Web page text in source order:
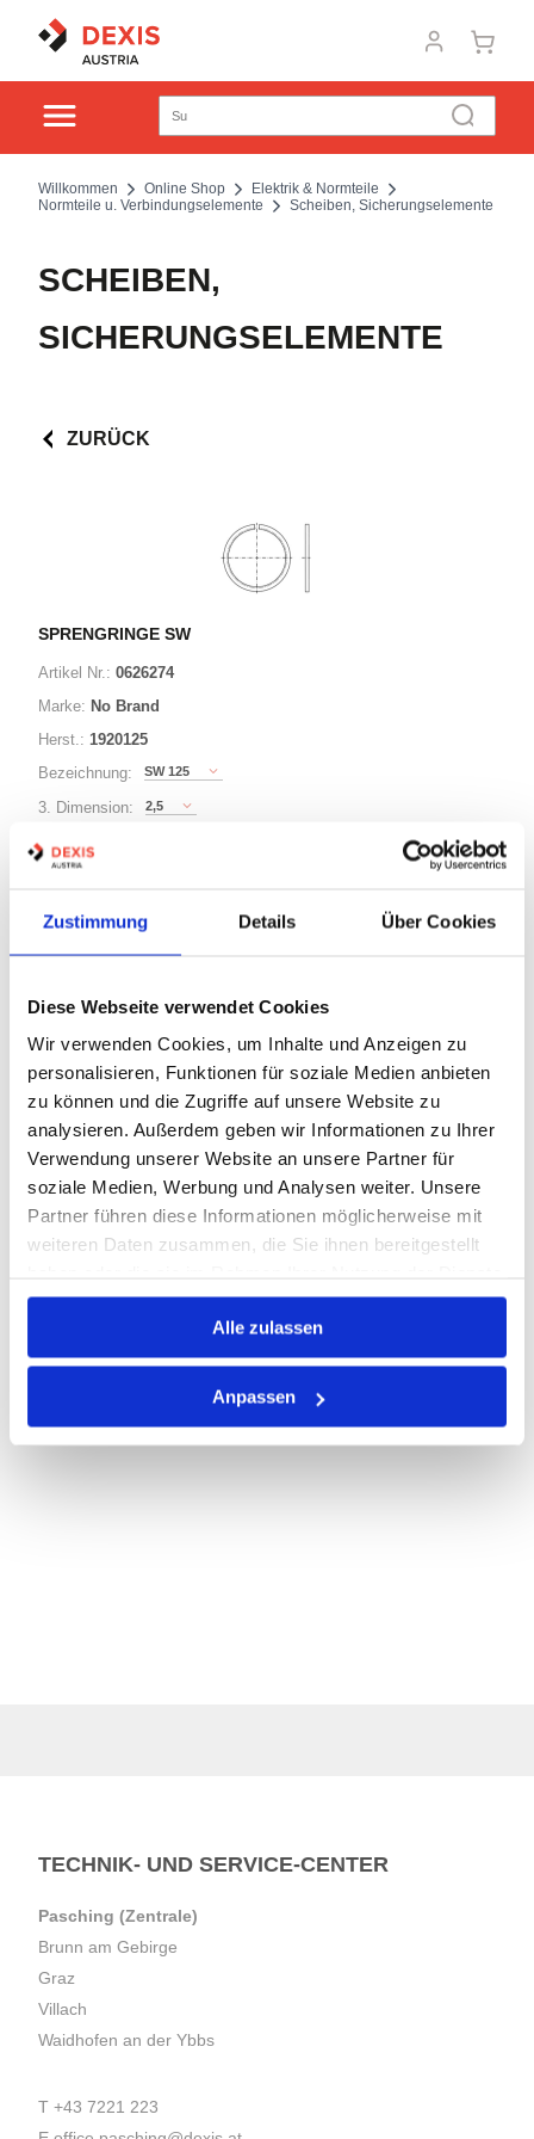
Zustimmung Details Über Cookies
Diese Webseite verwendet Cookies
Wir verwenden Cookies, um Inhalte und Anzeigen zu
personalisieren, Funktionen für soziale Medien anbieten
zu können und die Zugriffe auf unsere Website zu
analysieren. Außerdem geben wir Informationen zu Ihrer
Verwendung unserer Website an unsere Partner für
soziale Medien, Werbung und Analysen weiter. Unsere
Partner führen diese Informationen möglicherweise mit
weiteren Daten zusammen, die Sie ihnen bereitgestellt
gesammelt haben.
Alle zulassen
Anpassen
Willkommen Online Shop
Elektrik & Normteile
Normteile u. Verbindungselemente
Scheiben, Sicherungselemente
SCHEIBEN,
SICHERUNGSELEMENTE
ZURÜCK
SPRENGRINGE SW
Artikel Nr.: 0626274
Marke: No Brand
Herst.: 1920125
Bezeichnung:
SW 125
3. Dimension: 2,5
Ø:
63 Varianten
STK
Losgröße 50
Nicht auf Lager
Print
PRODUKTBESCHREIBUNG
TECHNIK- UND SERVICE-CENTER
Pasching (Zentrale)
Brunn am Gebirge
Graz
Villach
Waidhofen an der Ybbs
T +43 7221 223